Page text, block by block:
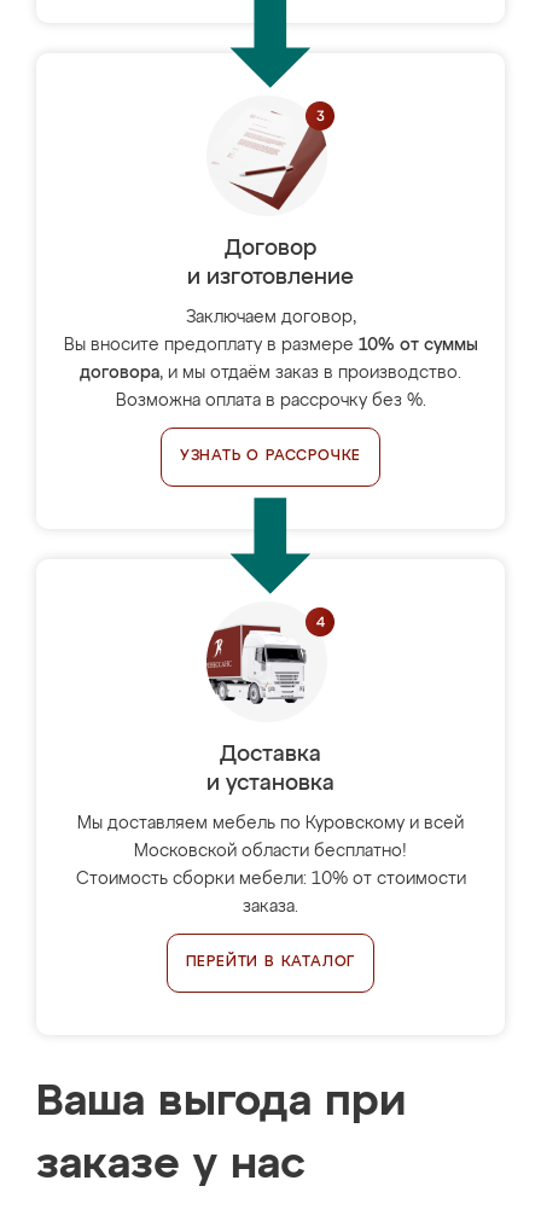
Договор
и изготовление
Заключаем договор,
Вы вносите предоплату в размере 10% от суммы
договора, и мы отдаём заказ в производство.
Возможна оплата в рассрочку без %.
УЗНАТЬ О РАССРОЧКЕ
Доставка
и установка
Мы доставляем мебель по Куровскому и всей
Московской области бесплатно!
Стоимость сборки мебели: 10% от стоимости
заказа.
ПЕРЕЙТИ В КАТАЛОГ
Ваша выгода при
заказе у нас